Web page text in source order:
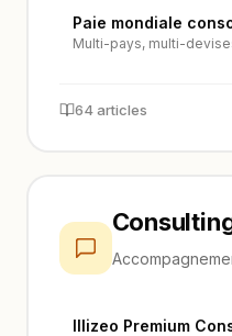
Paie mondiale
Multi-pays, multi-
64 articles
Illizeo Premium